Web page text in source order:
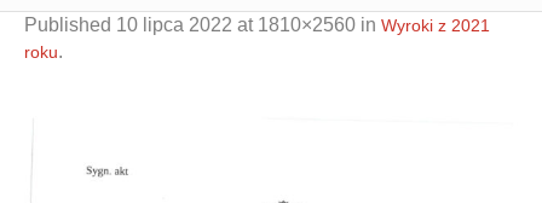
Published 10 lipca 2022 at 1810×2560 in Wyroki z 2021
roku.